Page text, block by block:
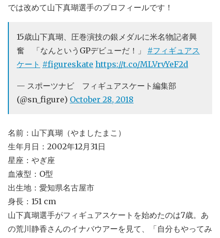
では改めて山下真瑚選手のプロフィールです！
15歳山下真瑚、圧巻演技の銀メダルに米名物記者興
奮 「なんというGPデビューだ！」 #フィギュアス
ケート #figureskate https://t.co/MLVrvYeF2d
— スポーツナビ フィギュアスケート編集部
(@sn_figure) October 28, 2018
名前：山下真瑚（やましたまこ）
生年月日：2002年12月31日
星座：やぎ座
血液型：O型
出生地：愛知県名古屋市
身長：151 cm
山下真瑚選手がフィギュアスケートを始めたのは7歳。あ
の荒川静香さんのイナバウアーを見て、「自分もやってみ